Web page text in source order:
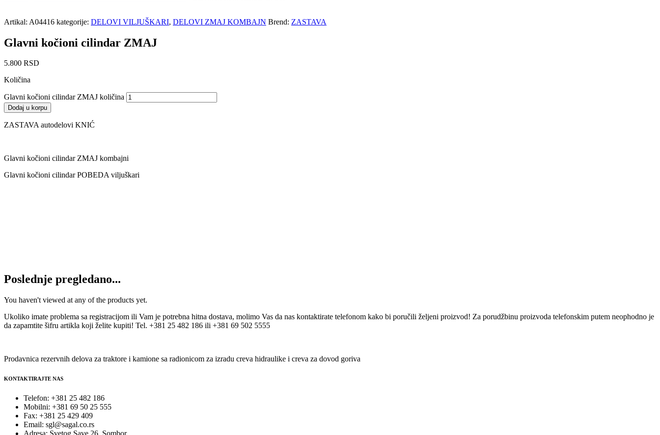
Artikal: A04416 kategorije: DELOVI VILJUŠKARI, DELOVI ZMAJ KOMBAJN Brend: ZASTAVA
Glavni kočioni cilindar ZMAJ
5.800 RSD
Količina
Glavni kočioni cilindar ZMAJ količina
Dodaj u korpu
ZASTAVA autodelovi KNIĆ
Glavni kočioni cilindar ZMAJ kombajni
Glavni kočioni cilindar POBEDA viljuškari
Poslednje pregledano...
You haven't viewed at any of the products yet.
Ukoliko imate problema sa registracijom ili Vam je potrebna hitna dostava, molimo Vas da nas kontaktirate telefonom kako bi poručili željeni proizvod! Za porudžbinu proizvoda telefonskim putem neophodno je
da zapamtite šifru artikla koji želite kupiti! Tel. +381 25 482 186 ili +381 69 502 5555
Prodavnica rezervnih delova za traktore i kamione sa radionicom za izradu creva hidraulike i creva za dovod goriva
KONTAKTIRAJTE NAS
Telefon: +381 25 482 186
Mobilni: +381 69 50 25 555
Fax: +381 25 429 409
Email: sgl@sagal.co.rs
Adresa: Svetog Save 26, Sombor